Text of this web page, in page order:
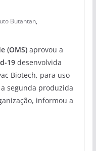
Butantan,
(OMS) aprovou a
19desenvolvida
Biotech, para uso
segunda produzida
informou a